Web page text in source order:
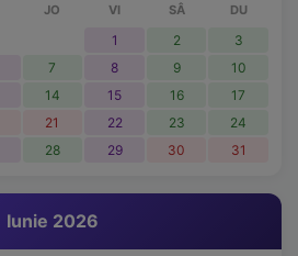
JO VI SÂ DU
1 2
3
7 8 9
10
14 15 16
17
21 22 23
24
28 29 30 31
Iunie 2026